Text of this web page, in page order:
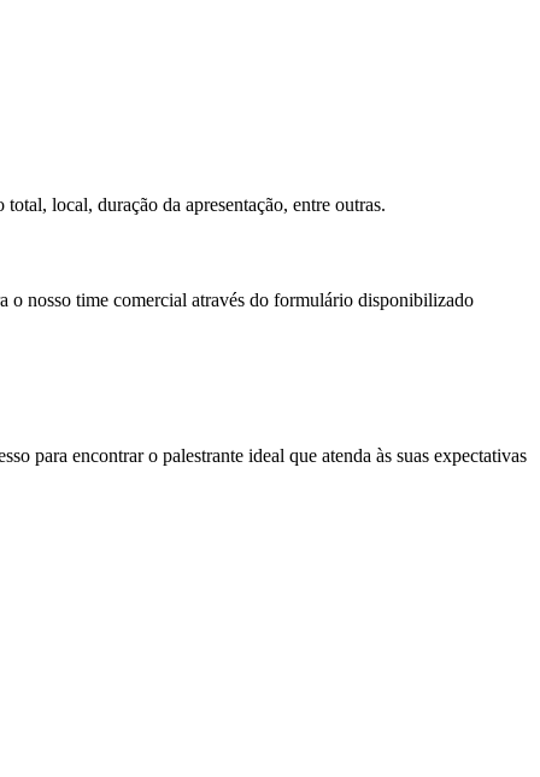
local, duração da apresentação, entre outras.
o nosso time comercial através do formulário disponibilizado
para encontrar o palestrante ideal que atenda às suas expectativas